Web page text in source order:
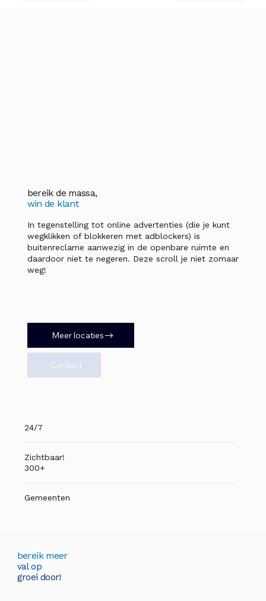
bereik de massa,
win de klant
In tegenstelling tot online advertenties (die je kunt
wegklikken of blokkeren met adblockers) is
buitenreclame aanwezig in de openbare ruimte en
daardoor niet te negeren. Deze scroll je niet zomaar
weg!
Meer locaties
Contact
24/7
Zichtbaar!
300+
Gemeenten
bereik meer
val op
groei door!